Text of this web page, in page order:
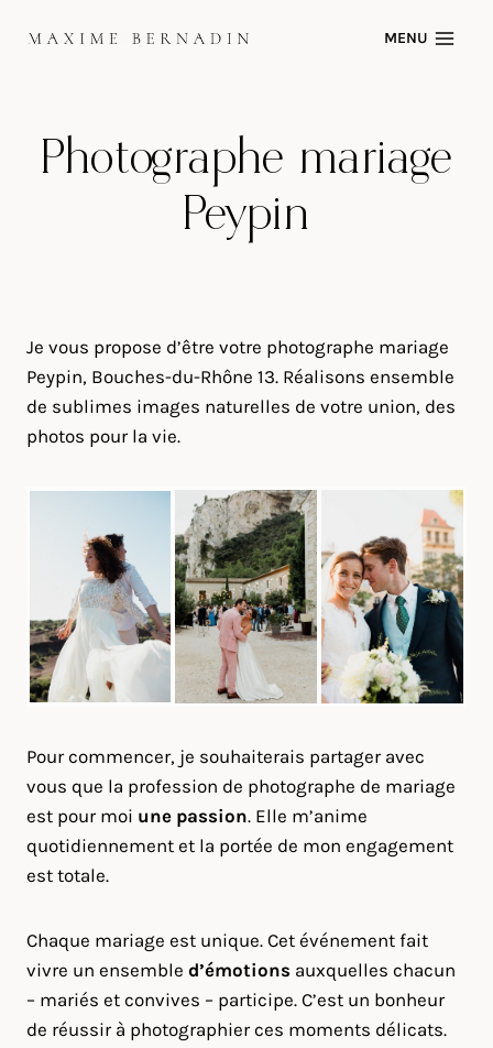
MENU
Photographe mariage
Peypin
Je vous propose d’être votre photographe mariage
Peypin, Bouches-du-Rhône 13. Réalisons ensemble
de sublimes images naturelles de votre union, des
photos pour la vie.
Pour commencer, je souhaiterais partager avec
vous que la profession de photographe de mariage
est pour moi une passion. Elle m’anime
quotidiennement et la portée de mon engagement
est totale.
Chaque mariage est unique. Cet événement fait
vivre un ensemble d’émotions auxquelles chacun
– mariés et convives – participe. C’est un bonheur
de réussir à photographier ces moments délicats.